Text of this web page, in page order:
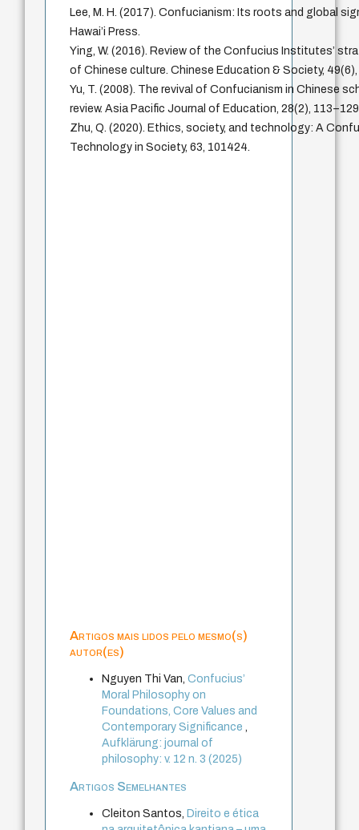
Lee, M. H. (2017). Confucianism: Its roots and global
Hawai’i Press.
Ying, W. (2016). Review of the Confucius Institutes’
of Chinese culture. Chinese Education & Society,
Yu, T. (2008). The revival of Confucianism in Chinese
review. Asia Pacific Journal of Education, 28(2),
Zhu, Q. (2020). Ethics, society, and technology: A
Technology in Society, 63, 101424.
Artigos mais lidos pelo mesmo(s)
autor(es)
Nguyen Thi Van,Confucius’
Moral Philosophy on
Foundations, Core Values and
Contemporary Significance
Aufklärung: journal of
philosophy: v. 12 n. 3 (2025)
Artigos Semelhantes
Cleiton Santos,Direito e ética